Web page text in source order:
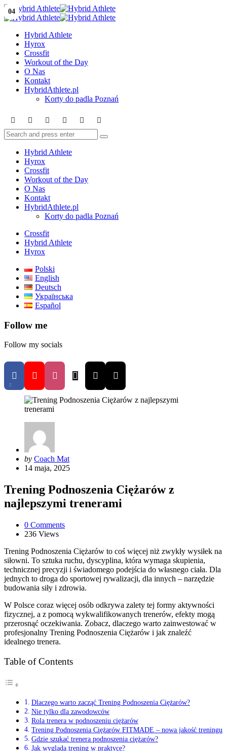
Menu
Search
Menu
Hybrid
Hybrid Athlete
Hyrox
Crossfit
Workout of the Day
O Nas
Kontakt
HybridAthlete.pl
Korty do padla Poznań
Search
Search
for:
Search
Hybrid Athlete
Hyrox
Crossfit
Workout of the Day
O Nas
Kontakt
HybridAthlete.pl
Korty do padla Poznań
Crossfit
Hybrid Athlete
Hyrox
Polski
English
Deutsch
Українська
Español
Follow me
Follow my socials
Posted
by
by Coach Mat
14 maja, 2025
Trening Podnoszenia Ciężarów z
najlepszymi trenerami
0 Comments
236 Views
Trening Podnoszenia Ciężarów to coś więcej niż zwykły wysiłek na
siłowni. To sztuka ruchu, dyscyplina, która wymaga skupienia,
technicznej precyzji i świadomego podejścia do własnego ciała. Dla
jednych to droga do sportowej rywalizacji, dla innych – narzędzie
budowania siły i zdrowia.
W Polsce coraz więcej osób odkrywa zalety tej formy aktywności
fizycznej, a z pomocą wykwalifikowanych trenerów, efekty mogą
przerosnąć oczekiwania. Zobacz, dlaczego warto zainwestować w
profesjonalny Trening Podnoszenia Ciężarów i jak znaleźć
idealnego trenera.
Table of Contents
Dlaczego warto zacząć Trening Podnoszenia Ciężarów?
Nie tylko dla zawodowców
Rola trenera w podnoszeniu ciężarów
Trening Podnoszenia Ciężarów FITMADE – nowa jakość treningu
Gdzie szukać trenera podnoszenia ciężarów?
Jak wygląda trening w praktyce?
01
02
03
04